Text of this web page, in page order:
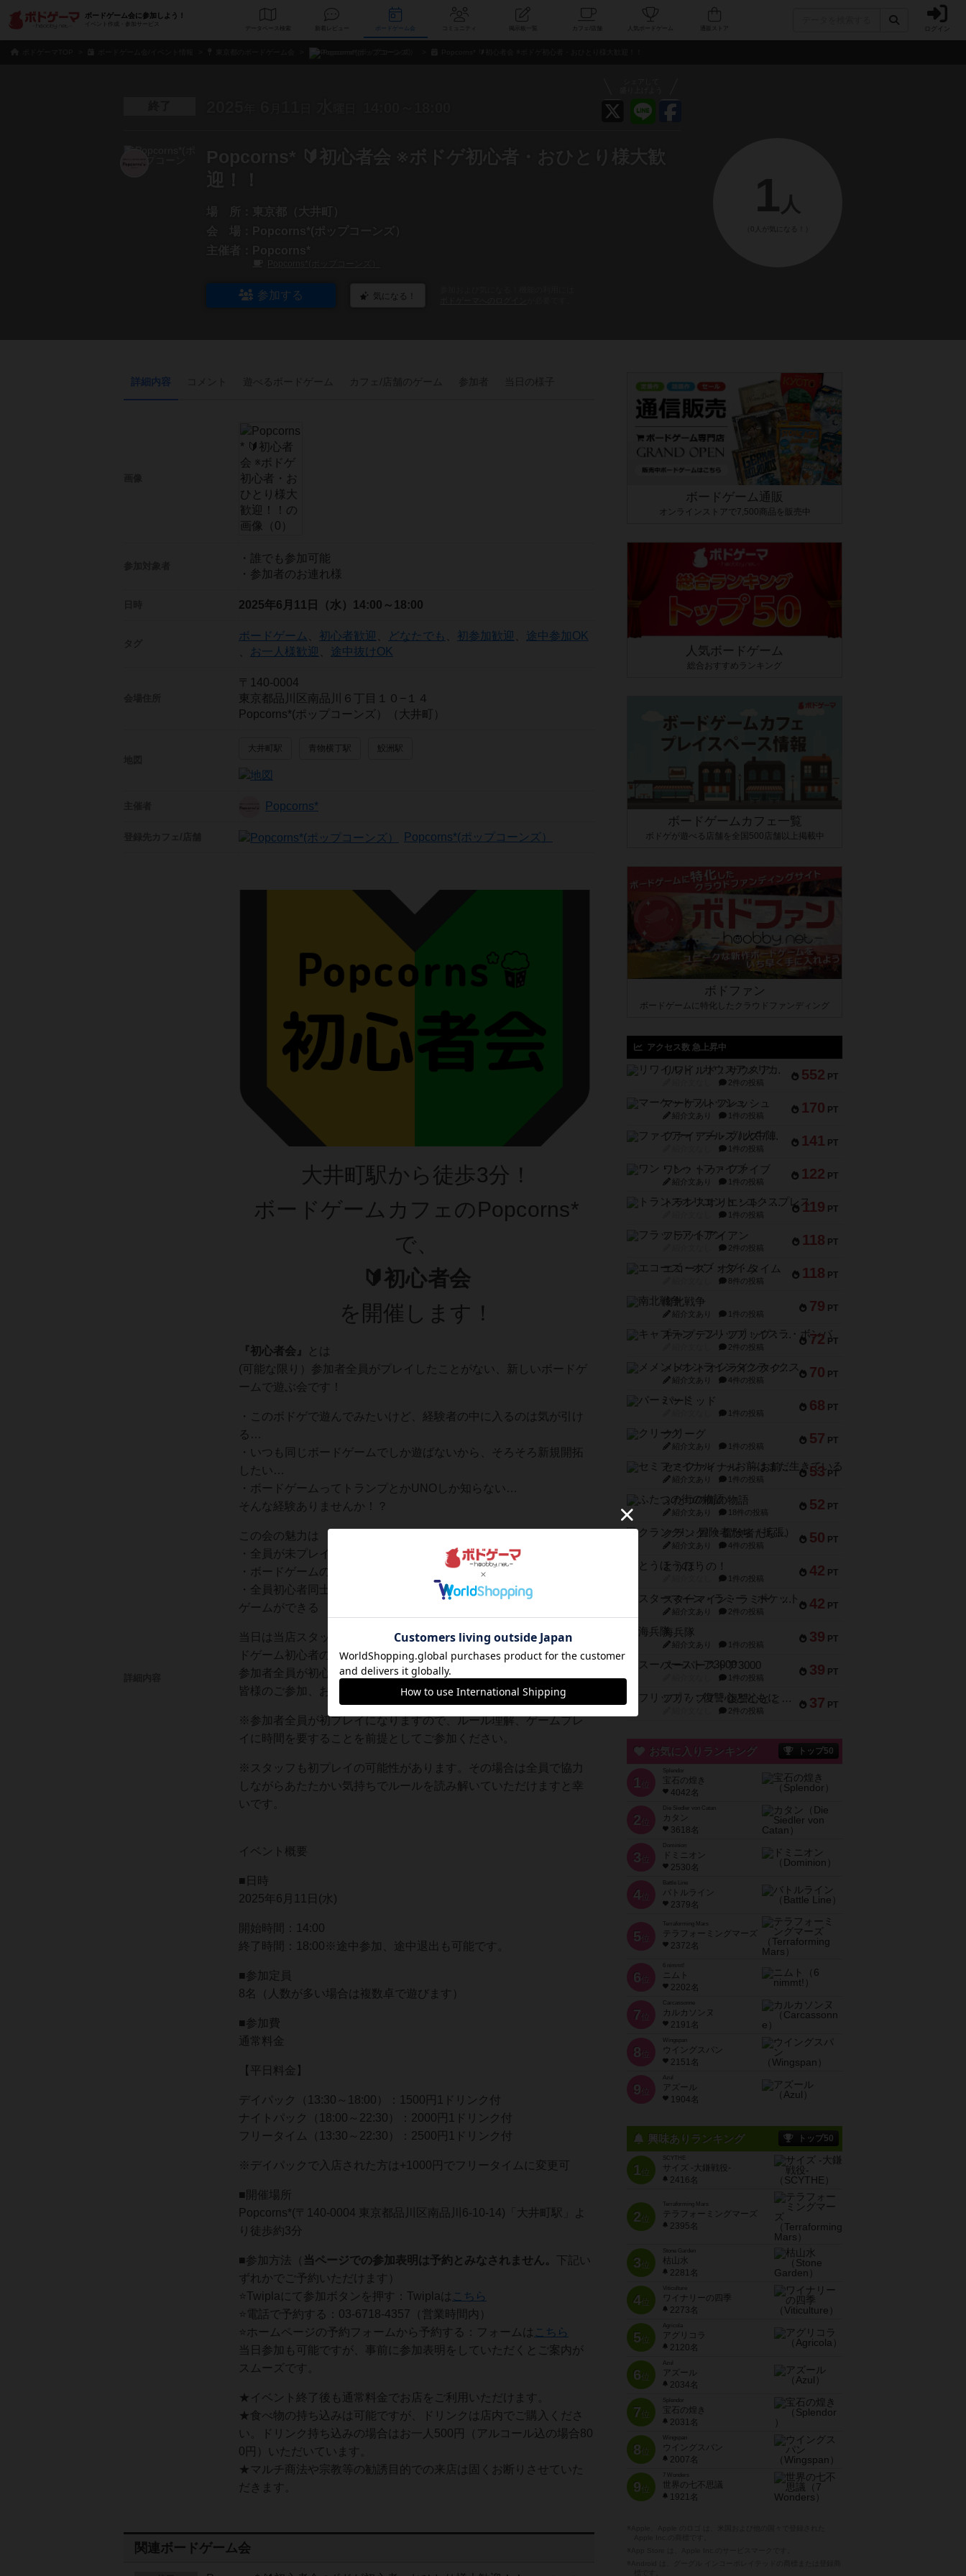
ボードゲーム会に参加しよう！
イベント作成・参加サービス
データベース 新着レビュー コミュニティ 人気ボードゲーム ログイン
Popcorns* 🔰初心者会 ※ボドゲ初心者・おひとり様大歓
迎！！
場 所：
東京都（大井町）
会 場：
Popcorns*(ポップコーンズ）
主催者：
Popcorns*
参加する 気になる！
1 人
（0人が気になる！）
詳細内容
・誰でも参加可能
・参加者のお連れ様
2025年6月11日（水） 14:00～18:00
ボードゲーム 初心者歓迎 どなたでも 初参加歓迎
途中参加OK
お一人様歓迎 途中抜けOK
〒140-0004
東京都品川区南品川６丁目１０−１４
Popcorns*(ポップコーンズ）（大井町）
大井町駅 青物横丁駅 鮫洲駅
Popcorns*
Popcorns*(ポップコーンズ）
大井町駅から徒歩3分！
ボードゲームカフェのPopcorns*
で、
🔰初心者会
を開催します！
『 初心者会』
とは
(可能な限り）参加者全員がプレイしたことがない、新しいボードゲ
ームで遊ぶ会です！
・このボドゲで遊んでみたいけど、経験者の中に入るのは気が引け
る…
・いつも同じボードゲームでしか遊ばないから、そろそろ新規開拓
したい…
・ボードゲームってトランプとかUNOしか知らない…
そんな経験ありませんか！？
この会の魅力は
・全員が未プレイのため、実力差がフラットな状態でプレイできる
・ボードゲームの新規開拓ができる
・全員初心者同士、協力してルールを読み解きながら楽しくボード
ゲームができる
当日は当店スタッフがルール説明、サポートいたしますので、ボー
ドゲーム初心者の方でもお気軽にご参加ください！
参加者全員が初心者だからこその雰囲気で遊びましょう！！
皆様のご参加、お待ちしております！
※参加者全員が初プレイになりますので、ルール理解、ゲームプレ
イに時間を要することを前提としてご参加ください。
※スタッフも初プレイの可能性があります。その場合は全員で協力
しながらあたたかい気持ちでルールを読み解いていただけますと幸
いです。
イベント概要
■日時
2025年6月11日(水)
開始時間：14:00
終了時間：18:00※途中参加、途中退出も可能です。
■参加定員
8名（人数が多い場合は複数卓で遊びます）
■参加費
通常料金
【平日料金】
デイパック（13:30～18:00）：1500円1ドリンク付
ナイトパック（18:00～22:30）：2000円1ドリンク付
フリータイム（13:30～22:30）：2500円1ドリンク付
※デイパックで入店された方は+1000円でフリータイムに変更可
■開催場所
Popcorns*(〒140-0004 東京都品川区南品川6-10-14)「大井町駅」よ
り徒歩約3分
■参加方法（ 当ページでの参加表明は予約とみなされません。 下記い
ずれかでご予約いただけます）
⭐️Twiplaにて参加ボタンを押す：Twiplaは こちら
⭐️電話で予約する：03-6718-4357（営業時間内）
⭐️ホームページの予約フォームから予約する：フォームは こちら
当日参加も可能ですが、事前に参加表明をしていただくとご案内が
スムーズです。
★イベント終了後も通常料金でお店をご利用いただけます。
★食べ物の持ち込みは可能ですが、ドリンクは店内でご購入くださ
い。ドリンク持ち込みの場合はお一人500円（アルコール込の場合80
0円）いただいています。
★マルチ商法や宗教等の勧誘目的での来店は固くお断りさせていた
だきます。
関連ボードゲーム会
ボードゲーム通販
オンラインストアで7,500商品を販売中
人気ボードゲーム
総合おすすめランキング
ボードゲームカフェ一覧
ボドゲが遊べる店舗を全国500店舗以上掲載中
ボドファン
ボードゲームに特化したクラウドファンディング
アクセス数 急上昇中
552 PT
リワイルド：サウスアメリカ
2件の投稿
170 PT
マーケットフレッシュ
紹介文あり 1件の投稿
141 PT
ファイアー・ブルズ / 火牛陣
1件の投稿
122 PT
ワン・トゥ・ファイブ
紹介文あり 1件の投稿
119 PT
トランスオリエント・エクスプレス
1件の投稿
118 PT
フラットアイアン
2件の投稿
118 PT
エコーズ・オブ・タイム
8件の投稿
79 PT
南北戦争
紹介文あり 1件の投稿
72 PT
キャプテン・フリップ：イスラ・ボンバ
2件の投稿
70 PT
メメントオンラインタクティクス
紹介文あり 4件の投稿
68 PT
パーミッド
1件の投稿
57 PT
クリーグ
紹介文あり 1件の投稿
53 PT
セミファイナル ～お前はまだ生きている～
紹介文あり 1件の投稿
52 PT
ふたつの街の物語
紹介文あり 18件の投稿
50 PT
クランク! ：冒険者たち（拡張）
紹介文あり 4件の投稿
42 PT
とうほうの！
1件の投稿
42 PT
スターマイン・ラミー ポケット
紹介文あり 2件の投稿
39 PT
海兵隊
紹介文あり 1件の投稿
39 PT
スーパーストア3000
1件の投稿
37 PT
フリップ７：復讐心とともに
2件の投稿
お気に入りランキング トップ50
1 位
宝石の煌き
4042名
2 位
Die Siedler von Catan
カタン
3618名
3 位
ドミニオン
2530名
4位
Battle Line
バトルライン
2379名
5 位
Terraforming Mars
テラフォーミングマーズ
2372名
6 位
ニムト
2202名
7 位
Carcassonne
カルカソンヌ
2191名
8 位
Wingspan
ウイングスパン
2151名
9 位
Azul
アズール
1904名
興味ありランキング トップ50
1位
SCYTHE
サイズ -大鎌戦役-
2416名
2位
Terraforming Mars
テラフォーミングマーズ
2395名
3位
Stone Garden
枯山水
2281名
4位
Viticulture
ワイナリーの四季
2273名
5位
Agricola
アグリコラ
2120名
6位
Azul
アズール
2034名
7位
宝石の煌き
2031名
8位
Wingspan
ウイングスパン
2007名
9位
7 Wonders
世界の七不思議
1921名